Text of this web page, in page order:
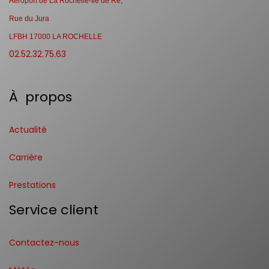
Rue du Jura
LFBH 17000 LA ROCHELLE
02.52.32.75.63
À propos
Actualité
Carrière
Prestations
Service client
Contactez-nous